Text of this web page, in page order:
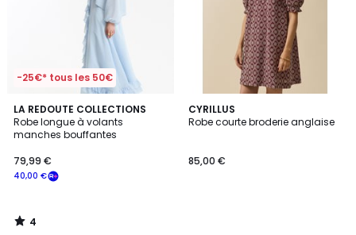
-25€* tous les 50€
LA REDOUTE COLLECTIONS
Robe longue à volants
manches bouffantes
40,00 €
79,99 €
4
/
5
4
/
CYRILLUS
Robe courte broderie anglaise
85,00 €